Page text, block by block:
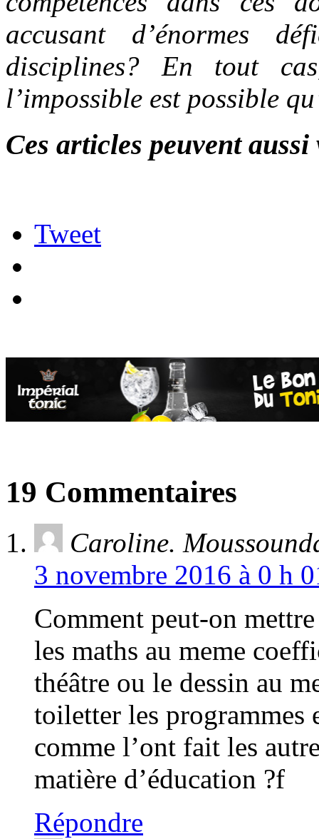
accusant d’énormes
disciplines? En tout
l’impossible est possible
Ces articles peuvent
Tweet
19 Commentaires
Caroline.
3 novembre 2016 à 0 h
Comment peut-on
les maths au meme
théâtre ou le dessin au
toiletter les programmes
comme l’ont fait les
matière d’éducation ?f
Répondre